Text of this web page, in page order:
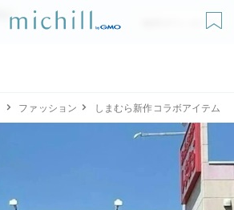
無料ダウンロード
ファッション しまむら新作コラボアイテム